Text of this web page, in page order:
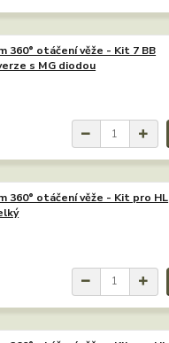
360° otáčení věže - Kit 7 BB
s MG diodou
360° otáčení věže - Kit pro HL